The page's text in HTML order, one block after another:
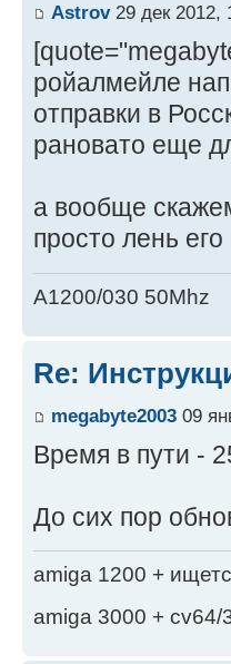
Astrov29 дек 2012,
ройалмейле
отправки в
рановато еще
а вообще
просто лень
A1200/030 50Mhz
Re:
megabyte2003 09
Время в пути -
До сих пор
amiga 1200 +
amiga 3000 + cv64/